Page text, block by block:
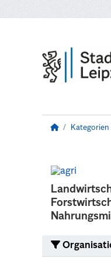
Kategorien